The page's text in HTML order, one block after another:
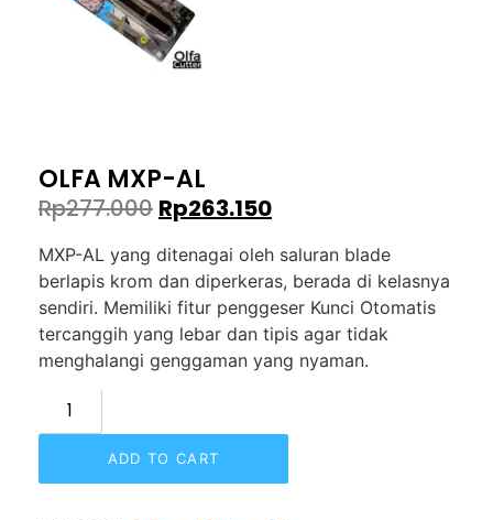
OLFA MXP-AL
Rp277.000 Rp263.150
MXP-AL yang ditenagai oleh saluran blade
berlapis krom dan diperkeras, berada di kelasnya
sendiri. Memiliki fitur penggeser Kunci Otomatis
tercanggih yang lebar dan tipis agar tidak
menghalangi genggaman yang nyaman.
ADD TO CART